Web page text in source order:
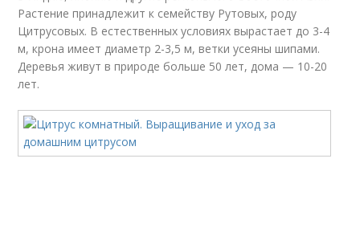
Растение принадлежит к семейству Рутовых, роду
Цитрусовых. В естественных условиях вырастает до 3-4
м, крона имеет диаметр 2-3,5 м, ветки усеяны шипами.
Деревья живут в природе больше 50 лет, дома — 10-20
лет.